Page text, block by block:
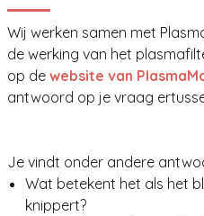
Wij werken samen met
de werking van het
op de website van
antwoord op je vraag
Je vindt onder andere
Wat betekent het als het
knippert?